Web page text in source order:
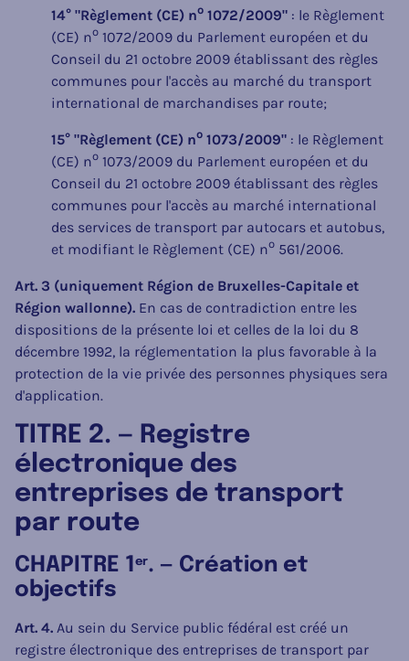
14° "Règlement (CE) no 1072/2009" : le Règlement
(CE) no 1072/2009 du Parlement européen et du
Conseil du 21 octobre 2009 établissant des règles
communes pour l'accès au marché du transport
international de marchandises par route;
15° "Règlement (CE) no 1073/2009" : le Règlement
(CE) no 1073/2009 du Parlement européen et du
Conseil du 21 octobre 2009 établissant des règles
communes pour l'accès au marché international
des services de transport par autocars et autobus,
et modifiant le Règlement (CE) no 561/2006.
Art. 3 (uniquement Région de Bruxelles-Capitale et
Région wallonne). En cas de contradiction entre les
dispositions de la présente loi et celles de la loi du 8
décembre 1992, la réglementation la plus favorable à la
protection de la vie privée des personnes physiques sera
d'application.
TITRE 2. — Registre
électronique des
entreprises de transport
par route
CHAPITRE 1 er. — Création et
objectifs
Art. 4. Au sein du Service public fédéral est créé un
registre électronique des entreprises de transport par